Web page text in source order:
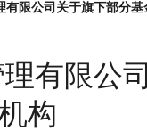
有限公司关于旗下部分
构